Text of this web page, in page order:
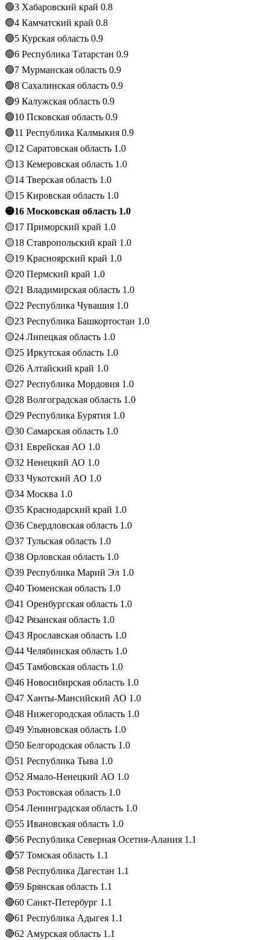
🟢3 Хабаровский край 0.8
🟢4 Камчатский край 0.8
🟢5 Курская область 0.9
🟢6 Республика Татарстан 0.9
🟢7 Мурманская область 0.9
🟢8 Сахалинская область 0.9
🟢9 Калужская область 0.9
🟢10 Псковская область 0.9
🟢11 Республика Калмыкия 0.9
🟡12 Саратовская область 1.0
🟡13 Кемеровская область 1.0
🟡14 Тверская область 1.0
🟡15 Кировская область 1.0
🟡16 Московская область 1.0
🟡17 Приморский край 1.0
🟡18 Ставропольский край 1.0
🟡19 Красноярский край 1.0
🟡20 Пермский край 1.0
🟡21 Владимирская область 1.0
🟡22 Республика Чувашия 1.0
🟡23 Республика Башкортостан 1.0
🟡24 Липецкая область 1.0
🟡25 Иркутская область 1.0
🟡26 Алтайский край 1.0
🟡27 Республика Мордовия 1.0
🟡28 Волгоградская область 1.0
🟡29 Республика Бурятия 1.0
🟡30 Самарская область 1.0
🟡31 Еврейская АО 1.0
🟡32 Ненецкий АО 1.0
🟡33 Чукотский АО 1.0
🟡34 Москва 1.0
🟡35 Краснодарский край 1.0
🟡36 Свердловская область 1.0
🟡37 Тульская область 1.0
🟡38 Орловская область 1.0
🟡39 Республика Марий Эл 1.0
🟡40 Тюменская область 1.0
🟡41 Оренбургская область 1.0
🟡42 Рязанская область 1.0
🟡43 Ярославская область 1.0
🟡44 Челябинская область 1.0
🟡45 Тамбовская область 1.0
🟡46 Новосибирская область 1.0
🟡47 Ханты-Мансийский АО 1.0
🟡48 Нижегородская область 1.0
🟡49 Ульяновская область 1.0
🟡50 Белгородская область 1.0
🟡51 Республика Тыва 1.0
🟡52 Ямало-Ненецкий АО 1.0
🟡53 Ростовская область 1.0
🟡54 Ленинградская область 1.0
🟡55 Ивановская область 1.0
🔴56 Республика Северная Осетия-Алания 1.1
🔴57 Томская область 1.1
🔴58 Республика Дагестан 1.1
🔴59 Брянская область 1.1
🔴60 Санкт-Петербург 1.1
🔴61 Республика Адыгея 1.1
🔴62 Амурская область 1.1